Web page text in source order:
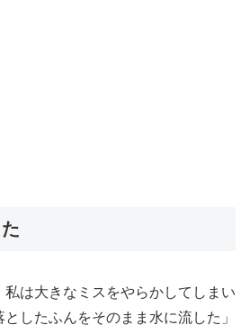
は大きなミスをやらかしてしまい
したふんをそのまま水に流した」